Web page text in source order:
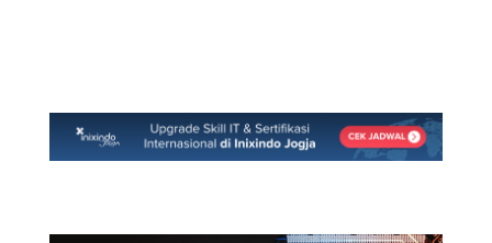
untuk: Mengelola keamanan fisik pusat data
Menjalankan kegiatan operasi harian pusat data
Mengelola kebersihan dan pemeliharaan